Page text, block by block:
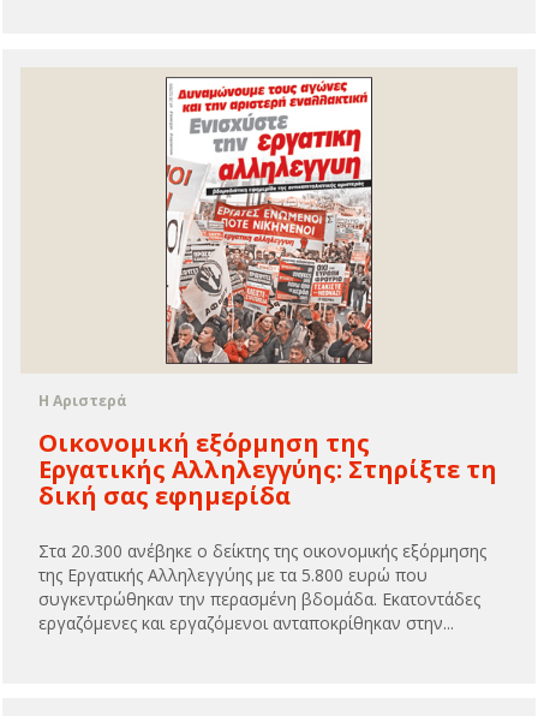
Η Αριστερά
Οικονομική εξόρμηση της
Εργατικής Αλληλεγγύης: Στηρίξτε τη
δική σας εφημερίδα
Στα 20.300 ανέβηκε ο δείκτης της οικονομικής εξόρμησης
της Εργατικής Αλληλεγγύης με τα 5.800 ευρώ που
συγκεντρώθηκαν την περασμένη βδομάδα. Εκατοντάδες
εργαζόμενες και εργαζόμενοι ανταποκρίθηκαν στην...